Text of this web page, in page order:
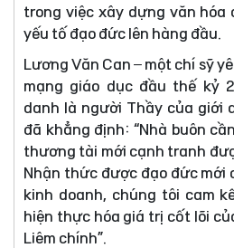
trong việc xây dựng văn hóa
yếu tố đạo đức lên hàng đầu.
Lương Văn Can – một chí sỹ
mạng giáo dục đầu thế kỷ
danh là người Thầy của giới
đã khẳng định: “Nhà buôn
thương tài mới cạnh tranh
Nhận thức được đạo đức mới
kinh doanh, chúng tôi cam
hiện thực hóa giá trị cốt lõi
Liêm chính”.